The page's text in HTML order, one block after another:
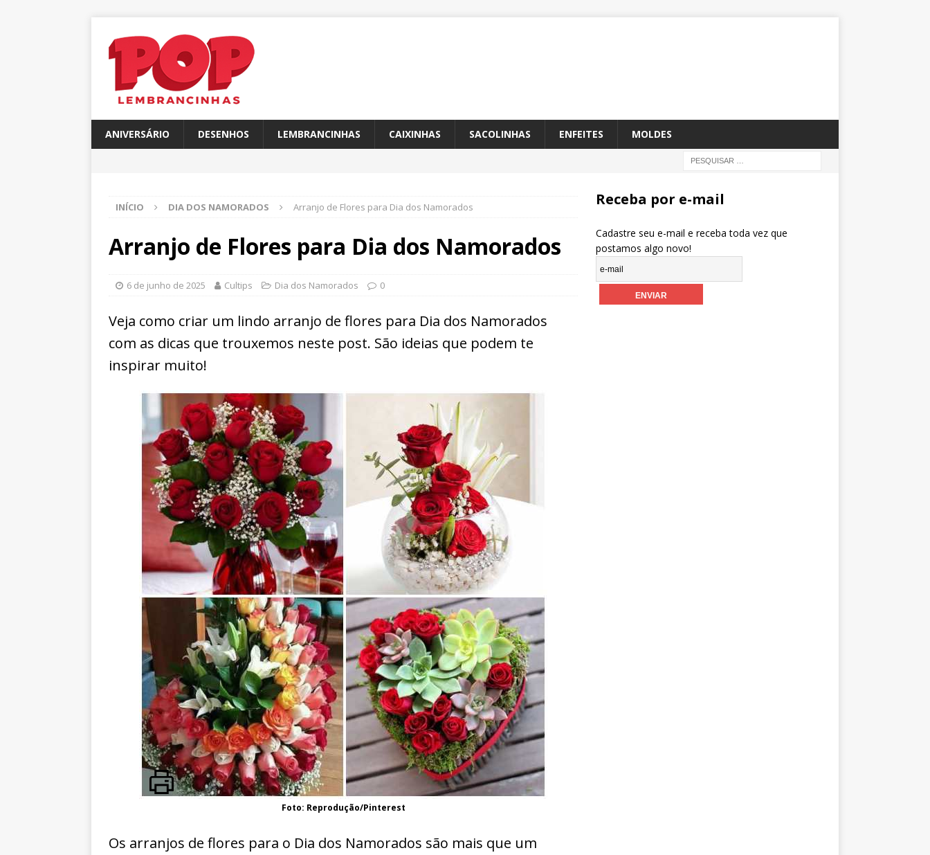
ANIVERSÁRIO DESENHOS LEMBRANCINHAS CAIXINHAS SACOLINHAS ENFEITES MOLDES
INÍCIO DIA DOS NAMORADOS Arranjo de Flores para Dia dos Namorados
Arranjo de Flores para Dia dos Namorados
6 de junho de 2025 Cultips Dia dos Namorados 0
Veja como criar um lindo arranjo de flores para Dia dos Namorados
com as dicas que trouxemos neste post. São ideias que podem te
inspirar muito!
Foto: Reprodução/Pinterest
Os arranjos de flores para o Dia dos Namorados são mais que um
Receba por e-mail
Cadastre seu e-mail e receba toda vez que
postamos algo novo!